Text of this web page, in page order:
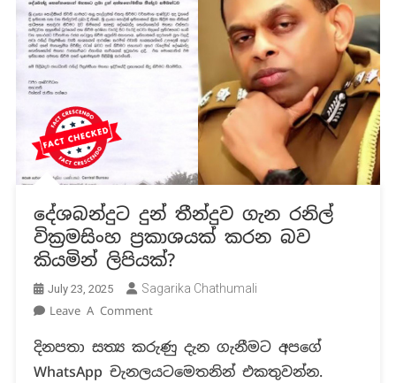
දේශබන්දුට දුන් තීන්දුව ගැන රනිල්
වික්‍රමසිංහ ප්‍රකාශයක් කරන බව
කියමින් ලිපියක්?
July 23, 2025 Sagarika Chathumali
Leave A CommentOn
දුන්
තීන්දුව
දිනපතා සත්‍ය කරුණු දැන ගැනීමට අපගේ
WhatsApp චැනලයටමෙතනින් එකතුවන්න.